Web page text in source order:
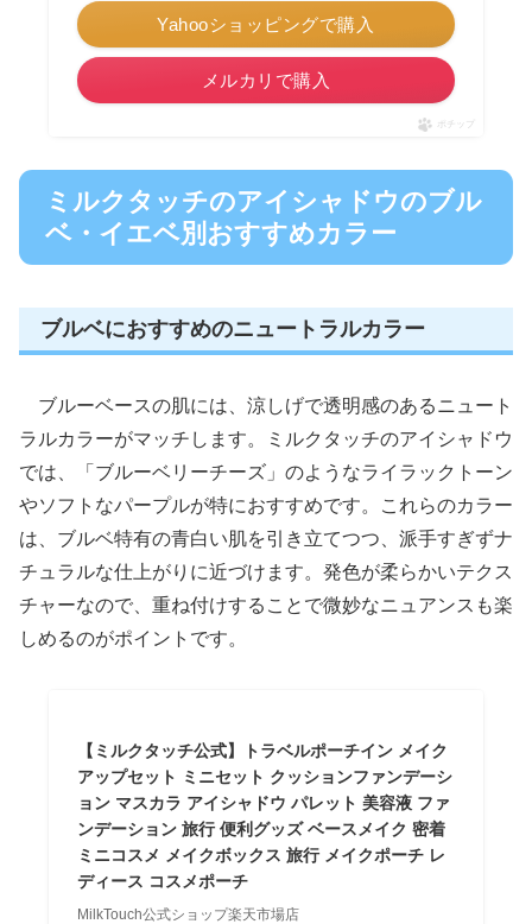
Yahooショッピングで購入
メルカリで購入
ポチップ
ミルクタッチのアイシャドウのブル
ベ・イエベ別おすすめカラー
ブルベにおすすめのニュートラルカラー
ブルーベースの肌には、涼しげで透明感のあるニュート
ラルカラーがマッチします。ミルクタッチのアイシャドウ
では、「ブルーベリーチーズ」のようなライラックトーン
やソフトなパープルが特におすすめです。これらのカラー
は、ブルベ特有の青白い肌を引き立てつつ、派手すぎずナ
チュラルな仕上がりに近づけます。発色が柔らかいテクス
チャーなので、重ね付けすることで微妙なニュアンスも楽
しめるのがポイントです。
【ミルクタッチ公式】トラベルポーチイン メイク
アップセット ミニセット クッションファンデーシ
ョン マスカラ アイシャドウ パレット 美容液 ファ
ンデーション 旅行 便利グッズ ベースメイク 密着
ミニコスメ メイクボックス 旅行 メイクポーチ レ
ディース コスメポーチ
MilkTouch公式ショップ楽天市場店